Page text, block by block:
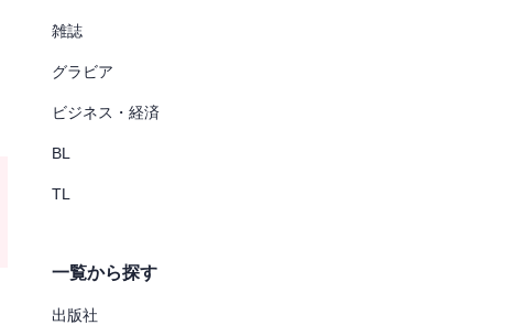
雑誌
グラビア
ビジネス・経済
BL
TL
一覧から探す
出版社